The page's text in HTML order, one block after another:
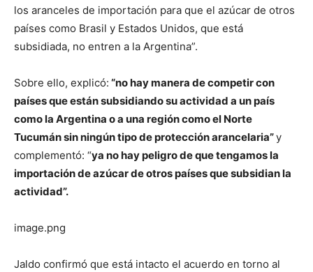
los aranceles de importación para que el azúcar de otros
países como Brasil y Estados Unidos, que está
subsidiada, no entren a la Argentina”.
Sobre ello, explicó: “no hay manera de competir con
países que están subsidiando su actividad a un país
como la Argentina o a una región como el Norte
Tucumán sin ningún tipo de protección arancelaria”y
complementó: “ya no hay peligro de que tengamos la
importación de azúcar de otros países que subsidian la
actividad”.
image.png
Jaldo confirmó que está intacto el acuerdo en torno al